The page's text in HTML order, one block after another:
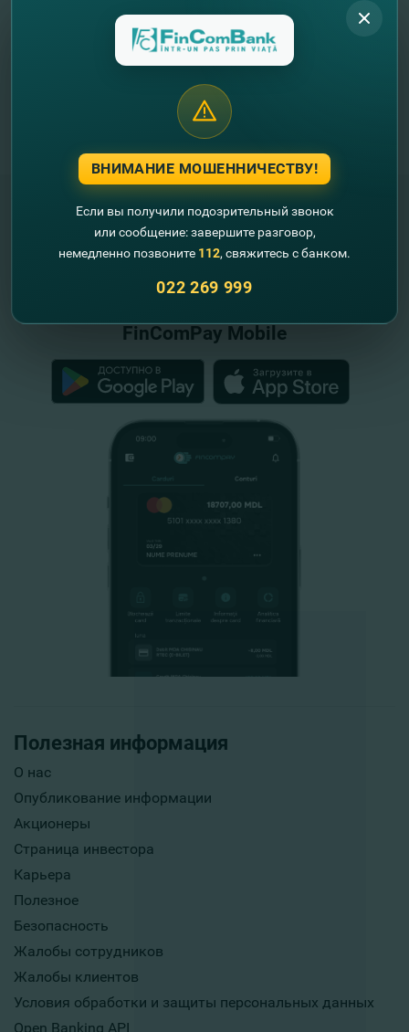
Полезная информация
О нас
Опубликование информации
Акционеры
Страница инвестора
Карьера
Полезное
Безопасность
Жалобы сотрудников
Жалобы клиентов
Условия обработки и защиты персональных данных
Open Banking API
"FinComBank" S.A. является членом
Республики Молдова
FinComPay Mobile
ВНИМАНИЕ МОШЕННИЧЕСТВУ!
Если вы получили подозрительный звонок
или сообщение: завершите разговор,
немедленно позвоните 112, свяжитесь с банком.
022 269 999